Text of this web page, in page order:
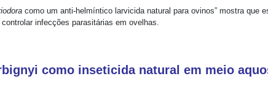
como um anti-helmíntico larvicida natural para ovinos” mostra que
infecções parasitárias em ovelhas.
como inseticida natural em meio